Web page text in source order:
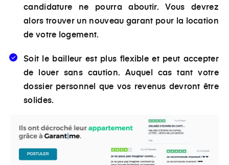
candidature ne pourra aboutir. Vous devrez
alors trouver un nouveau garant pour la location
de votre logement.
Soit le bailleur est plus flexible et peut accepter
de louer sans caution. Auquel cas tant votre
dossier personnel que vos revenus devront être
solides.